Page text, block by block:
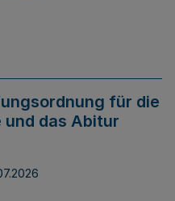
für die
das Abitur